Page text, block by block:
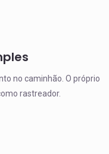
no caminhão. O próprio
rastreador.